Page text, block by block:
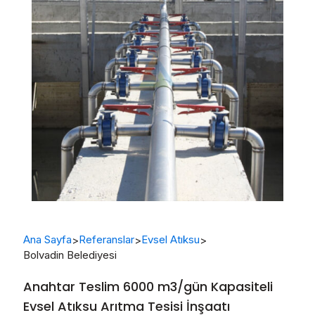
Ana Sayfa>Referanslar>Evsel Atıksu>
Bolvadin Belediyesi
Anahtar Teslim 6000 m3/gün Kapasiteli
Evsel Atıksu Arıtma Tesisi İnşaatı